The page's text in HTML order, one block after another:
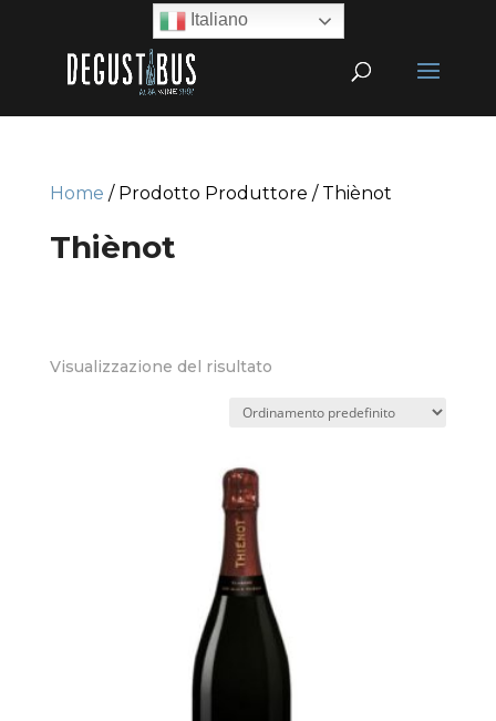
Home / Prodotto Produttore / Thiènot
Thiènot
Visualizzazione del risultato
Italiano